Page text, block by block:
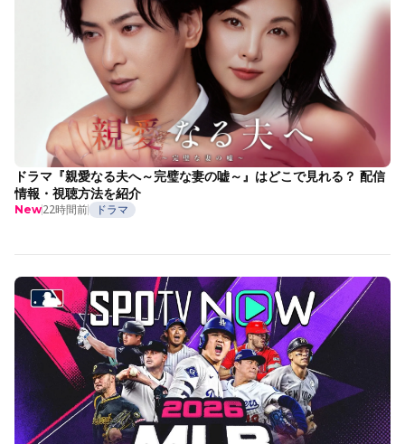
ドラマ『親愛なる夫へ～完璧な妻の嘘～』はどこで見れる？ 配信
情報・視聴方法を紹介
New22時間前 ドラマ